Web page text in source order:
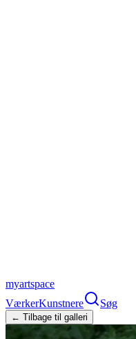
myartspace
VærkerKunstnere Søg
← Tilbage til galleri